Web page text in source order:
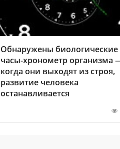
Обнаружены биологические
часы-хронометр организма
когда они выходят из строя,
развитие человека
останавливается